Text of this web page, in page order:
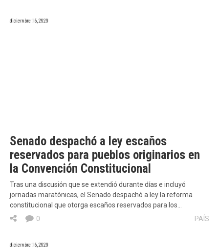
diciembre 16, 2020
Senado despachó a ley escaños
reservados para pueblos originarios en
la Convención Constitucional
Tras una discusión que se extendió durante días e incluyó
jornadas maratónicas, el Senado despachó a ley la reforma
constitucional que otorga escaños reservados para los…
PAÍS
0
diciembre 16, 2020